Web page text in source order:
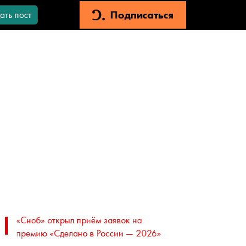
пост Подписаться
«Сноб» открыл приём заявок на
премию «Сделано в России — 2026»